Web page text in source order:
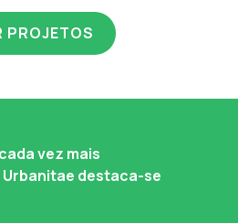
PROJETOS
vez mais
destaca-se